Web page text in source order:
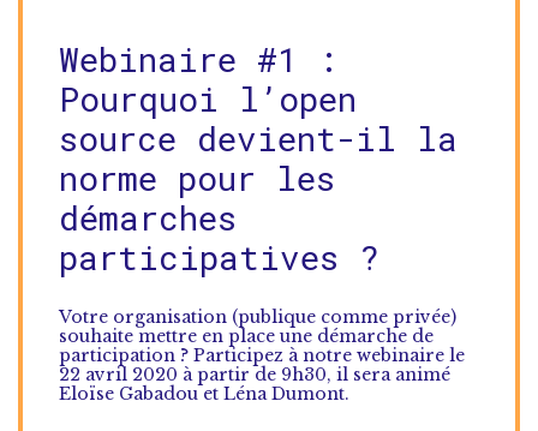
Webinaire #1 :
Pourquoi l’open
source devient-il la
norme pour les
démarches
participatives ?
Votre organisation (publique comme privée)
souhaite mettre en place une démarche de
participation ? Participez à notre webinaire le
22 avril 2020 à partir de 9h30, il sera animé
Eloïse Gabadou et Léna Dumont.